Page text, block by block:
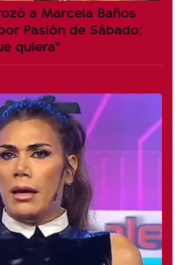
a Marcela Baños
Pasión de Sábado:
quiera"